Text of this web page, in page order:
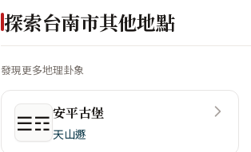
探索台南市其他地點
發現更多地理卦象
☰☶安平古堡
天山遯